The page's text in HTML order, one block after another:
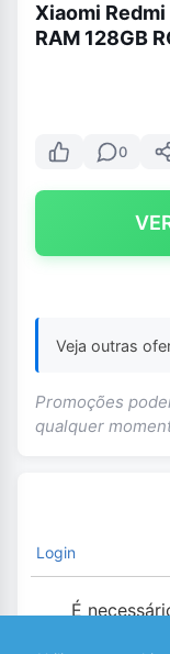
Xiaomi
RAM 128GB
0
Veja outras
Promoções
qualquer
Login
É